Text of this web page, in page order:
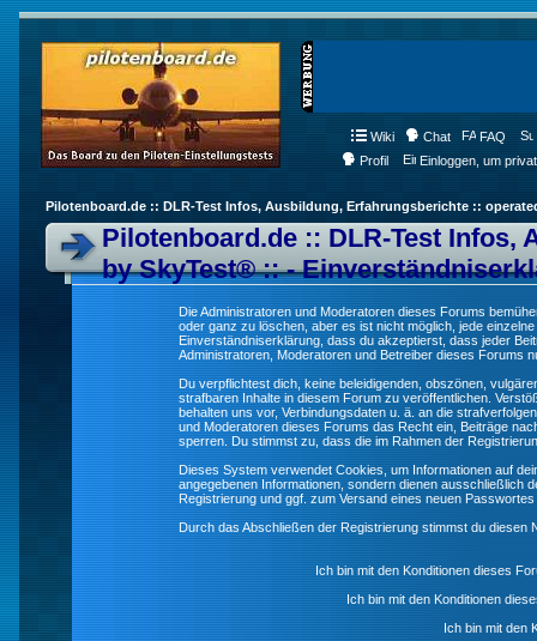
Wiki Chat FAQ
Profil
Einloggen, um
Pilotenboard.de :: DLR-Test Infos, Ausbildung, Erfahrungsberichte ::
Pilotenboard.de :: DLR-Test
by SkyTest® :: -
Die Administratoren und Moderatoren dieses Forums
oder ganz zu löschen, aber es ist nicht möglich, jede
Einverständniserklärung, dass du akzeptierst, dass jeder
Administratoren, Moderatoren und Betreiber dieses Forums
Du verpflichtest dich, keine beleidigenden, obszönen,
strafbaren Inhalte in diesem Forum zu veröffentlichen.
behalten uns vor, Verbindungsdaten u. ä. an die
und Moderatoren dieses Forums das Recht ein, Beiträge
sperren. Du stimmst zu, dass die im Rahmen der
Dieses System verwendet Cookies, um Informationen auf
angegebenen Informationen, sondern dienen ausschließlich
Registrierung und ggf. zum Versand eines neuen
Durch das Abschließen der Registrierung stimmst du diesen
Ich bin mit den Konditionen dieses
Ich bin mit den Konditionen
Ich bin mit den